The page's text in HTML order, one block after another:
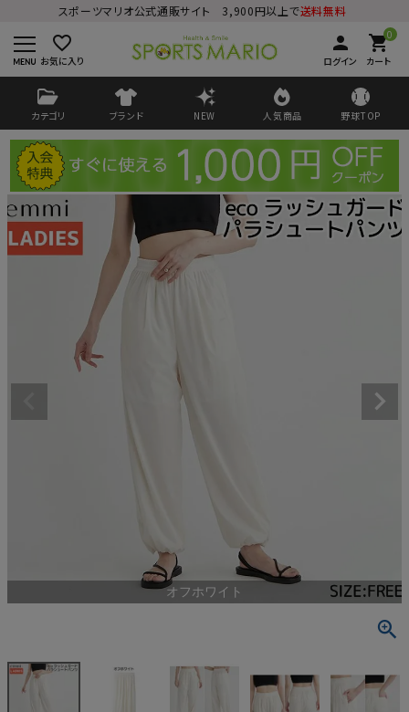
スポーツマリオ公式通販サイト 3,900円以上で送料無料
favorite_border
お気に入り
person
ログイン
0
shopping_cart
カート
カテゴリ ブランド NEW 人気商品 野球TOP
ログイン 会員登録
ようこそ ゲスト 様
裏地あり ウ
エストゴム
(税込)
オフホワイト